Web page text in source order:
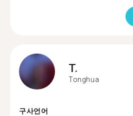
T.
Tonghua
구사언어